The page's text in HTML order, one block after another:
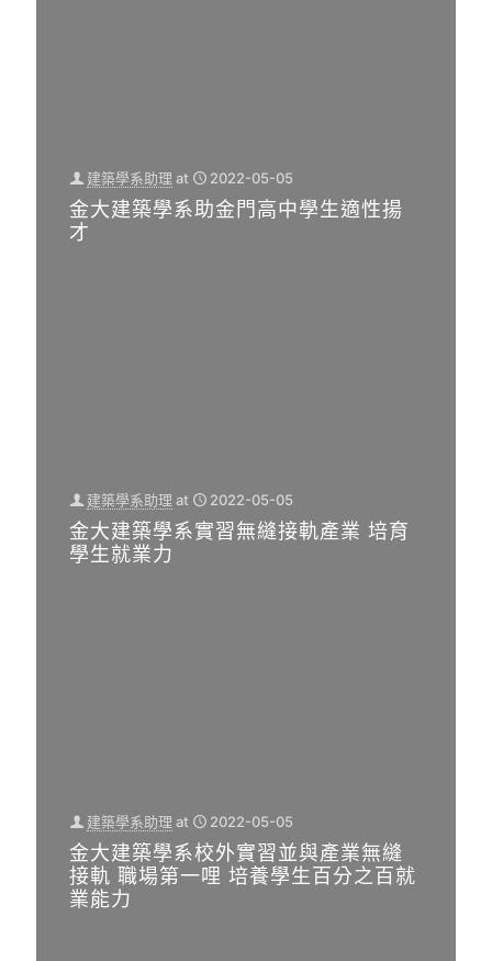
建築學系助理 at 2022-05-05
金大建築學系助金門高中學生適性揚
才
建築學系助理 at 2022-05-05
金大建築學系實習無縫接軌產業 培育
學生就業力
建築學系助理 at 2022-05-05
金大建築學系校外實習並與產業無縫
接軌 職場第一哩 培養學生百分之百就
業能力